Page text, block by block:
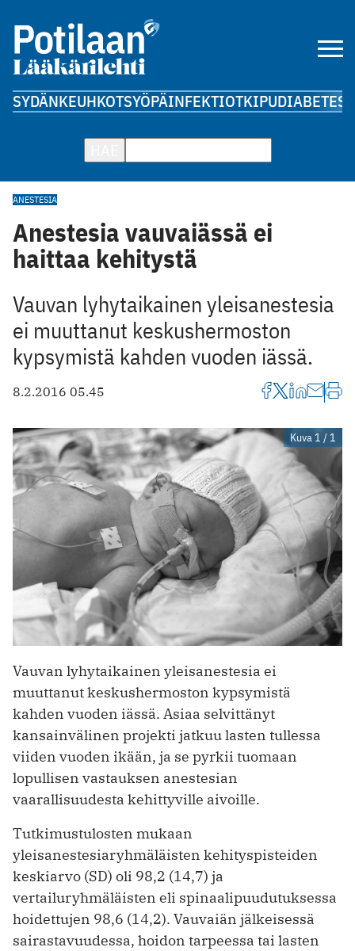
SYDÄNKEUHKOTSYÖPÄINFEKTIOTKIPUDIABETES
ANESTESIA
Anestesia vauvaiässä ei
haittaa kehitystä
Vauvan lyhytaikainen yleisanestesia
ei muuttanut keskushermoston
kypsymistä kahden vuoden iässä.
8.2.2016 05.45
Kuva 1 / 1
Vauvan lyhytaikainen yleisanestesia ei
muuttanut keskushermoston kypsymistä
kahden vuoden iässä. Asiaa selvittänyt
kansainvälinen projekti jatkuu lasten tullessa
viiden vuoden ikään, ja se pyrkii tuomaan
lopullisen vastauksen anestesian
vaarallisuudesta kehittyville aivoille.
Tutkimustulosten mukaan
yleisanestesiaryhmäläisten kehityspisteiden
keskiarvo (SD) oli 98,2 (14,7) ja
vertailuryhmäläisten eli spinaalipuudutuksessa
hoidettujen 98,6 (14,2). Vauvaiän jälkeisessä
sairastavuudessa, hoidon tarpeessa tai lasten